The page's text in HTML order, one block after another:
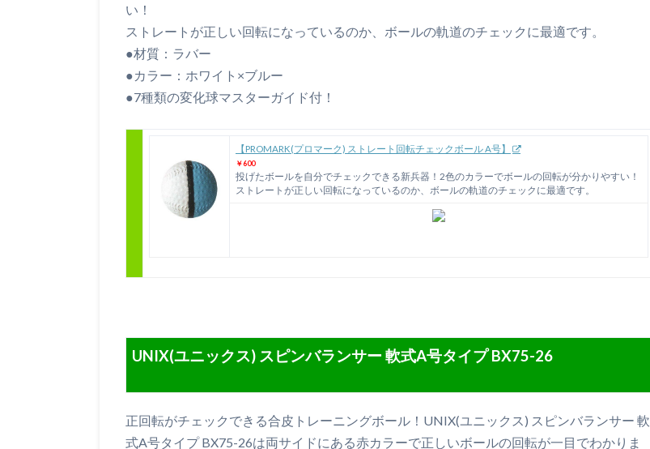
い！
ストレートが正しい回転になっているのか、ボールの軌道のチェックに最適です。
●材質：ラバー
●カラー：ホワイト×ブルー
●7種類の変化球マスターガイド付！
【PROMARK(プロマーク) ストレート回転チェックボール A号】
￥600
投げたボールを自分でチェックできる新兵器！2色のカラーでボールの回転が分かりやすい！
ストレートが正しい回転になっているのか、ボールの軌道のチェックに最適です。
UNIX(ユニックス) スピンバランサー 軟式A号タイプ BX75-26
正回転がチェックできる合皮トレーニングボール！UNIX(ユニックス) スピンバランサー 軟
式A号タイプ BX75-26は両サイドにある赤カラーで正しいボールの回転が一目でわかりま